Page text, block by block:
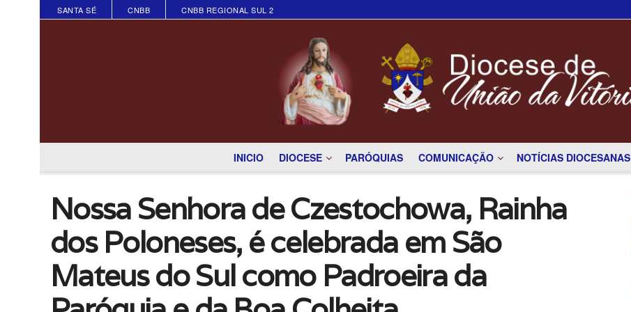
SANTA SÉ CNBB CNBB REGIONAL SUL 2
INICIO DIOCESE PARÓQUIAS COMUNICAÇÃO NOTÍCIAS DIOCESANAS
Nossa Senhora de Czestochowa, Rainha
dos Poloneses, é celebrada em São
Mateus do Sul como Padroeira da